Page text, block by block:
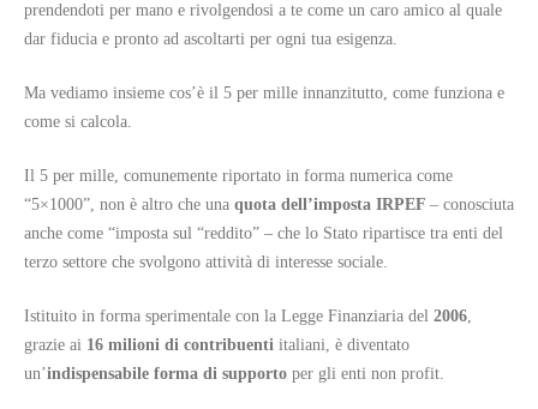
prendendoti per mano e rivolgendosi a te come un caro amico al quale
dar fiducia e pronto ad ascoltarti per ogni tua esigenza.
Ma vediamo insieme cos’è il 5 per mille innanzitutto, come funziona e
come si calcola.
Il 5 per mille, comunemente riportato in forma numerica come
“5×1000”, non è altro che una quota dell’imposta IRPEF – conosciuta
anche come “imposta sul “reddito” – che lo Stato ripartisce tra enti del
terzo settore che svolgono attività di interesse sociale.
Istituito in forma sperimentale con la Legge Finanziaria del 2006,
grazie ai 16 milioni di contribuenti italiani, è diventato
un’indispensabile forma di supporto per gli enti non profit.